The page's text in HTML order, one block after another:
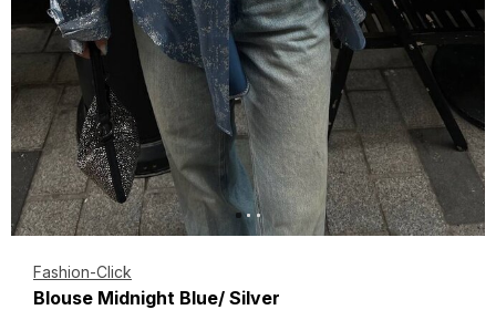
Fashion-Click
Blouse Midnight Blue/ Silver